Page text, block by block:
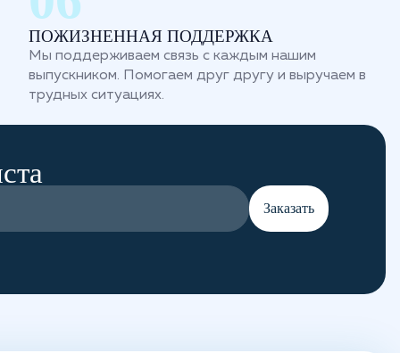
ПОЖИЗНЕННАЯ ПОДДЕРЖКА
Мы поддерживаем связь с каждым нашим
выпускником. Помогаем друг другу и выручаем в
трудных ситуациях.
Заказать